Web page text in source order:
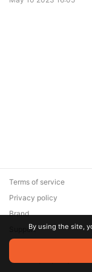
© 2026 Zaya
are the property of
Terms of service
Privacy policy
Brand
SupportBy using the site,